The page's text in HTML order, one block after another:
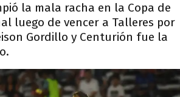
la mala racha en la Copa de
luego de vencer a Talleres por
Gordillo y Centurión fue la